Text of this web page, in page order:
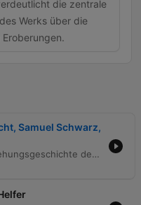
die zentrale
Werks über die
Samuel Schwarz,
Dieser Podcast beleuchtet die Entstehungsgeschichte des Hörspiels „Das Verhör des Lucullus“ von Bertolt Brecht und Margarete Steffin, verfasst im schwedischen Exil während des Zweiten Weltkriegs. Die Episode thematisiert die politische Bedeutung des Werks sowie die Rolle der „geistigen Landesverteidigung“ in der Schweiz. Zudem wird die dramatische Gerichtsszene im Schattenreich analysiert, in der ehemalige Unterprivilegierte über den Feldherrn Lucullus urteilen. Dabei werden auch Aspekte der politischen Zensur, die Neutralität des Schweizer Rundfunks und die Darstellung von Gewalt als Kriegswaffe untersucht.